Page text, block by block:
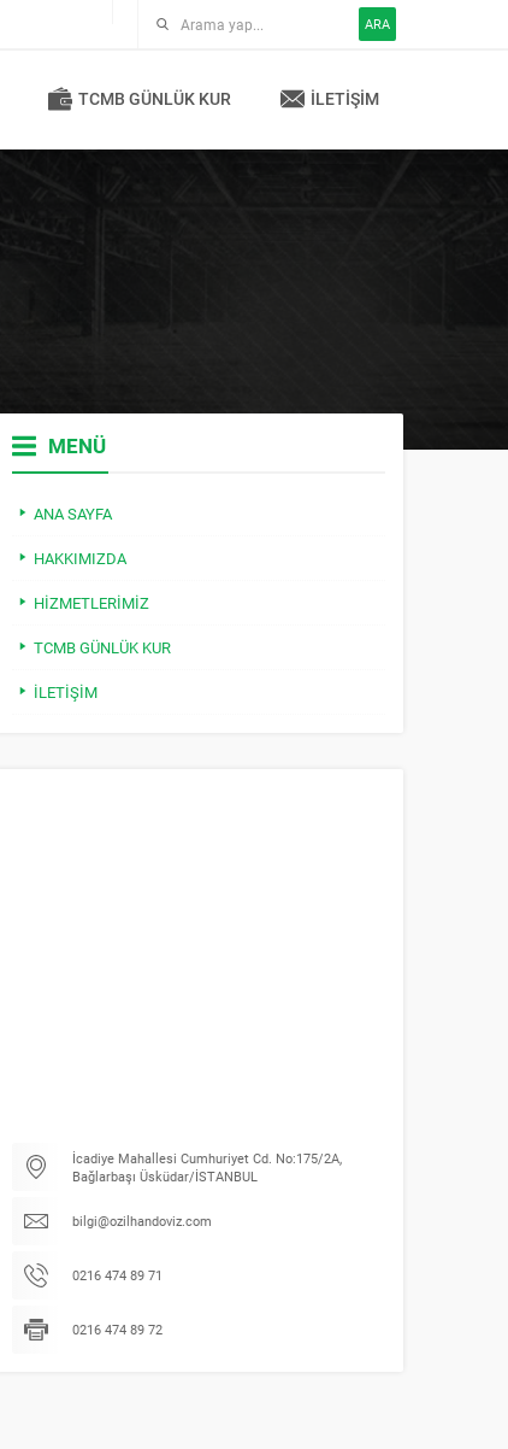
ARA
TCMB GÜNLÜK KUR İLETIŞIM
MENÜ
ANA SAYFA
HAKKIMIZDA
HIZMETLERIMIZ
TCMB GÜNLÜK KUR
İLETIŞIM
İcadiye Mahallesi Cumhuriyet Cd. No:175/2A,
Bağlarbaşı Üsküdar/İSTANBUL
bilgi@ozilhandoviz.com
0216 474 89 71
0216 474 89 72